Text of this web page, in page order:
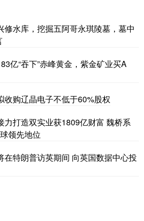
修水库，挖掘五阿哥永琪陵墓，墓中
亿“吞下”赤峰黄金，紫金矿业买A
收购辽晶电子不低于60%股权
力打造双实业获1809亿财富 魏桥系
领先地位
在特朗普访英期间 向英国数据中心投